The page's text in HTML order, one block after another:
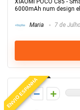
XIAOMI POCO C85 -
6000mAh num design
Maria 7 de
ENVIO ESPANHA
0